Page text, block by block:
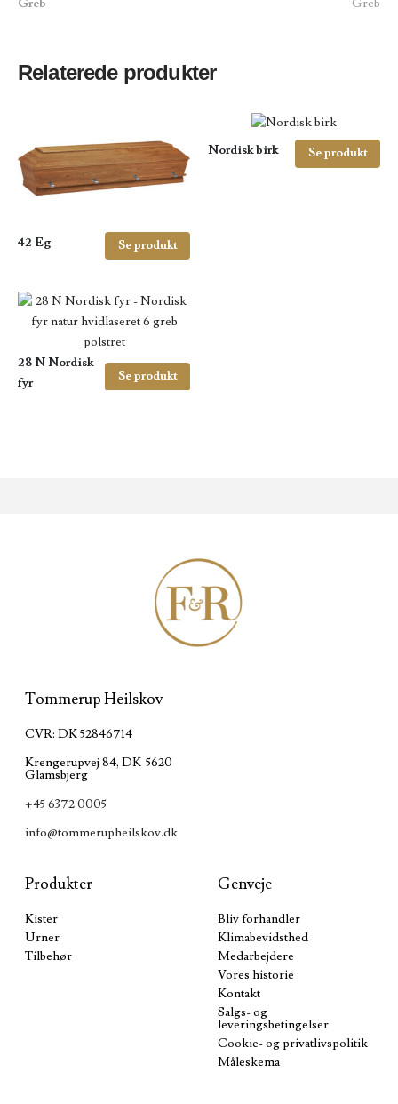
Greb
Greb
Relaterede produkter
42 Eg Se produkt
Nordisk birk Se produkt
28 N Nordisk
fyr
Se produkt
Tommerup Heilskov
CVR: DK 52846714
Krengerupvej 84, DK-5620
Glamsbjerg
+45 6372 0005
info@tommerupheilskov.dk
Produkter
Kister
Urner
Tilbehør
Genveje
Bliv forhandler
Klimabevidsthed
Medarbejdere
Vores historie
Kontakt
Salgs- og
leveringsbetingelser
Cookie- og privatlivspolitik
Måleskema